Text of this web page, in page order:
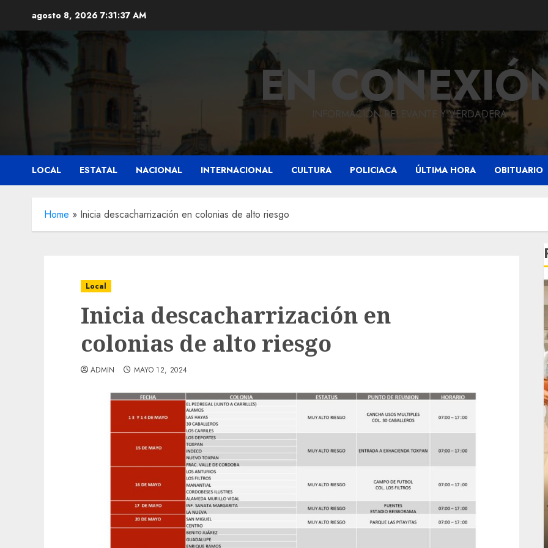
contenido
agosto 8, 2026 7:31:38 AM
ENINFORMACIÓN RELEVANTE Y VERDADERA.
LOCAL ESTATAL NACIONAL INTERNACIONAL CULTURA POLICIACA ÚLTIMA HORA OBITUARIO
Home » Inicia descacharrización en colonias de alto riesgo
Local
Inicia descacharrización en
colonias de alto riesgo
ADMIN MAYO 12, 2024
Obra de pavimentación de San Marcial será
mejorada. Interviene CASF
Reviven la historia de Fortín, con exposición
de la cronista Minerva Salas.